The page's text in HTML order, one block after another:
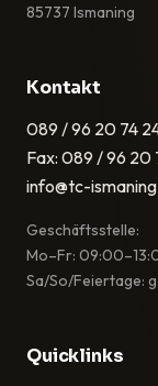
85737 Ismaning
Kontakt
089 / 96 20 74
Fax: 089 / 96 20
info@tc-
Geschäftsstelle:
Mo–Fr:
Sa/So/Feiertage:
Quicklinks